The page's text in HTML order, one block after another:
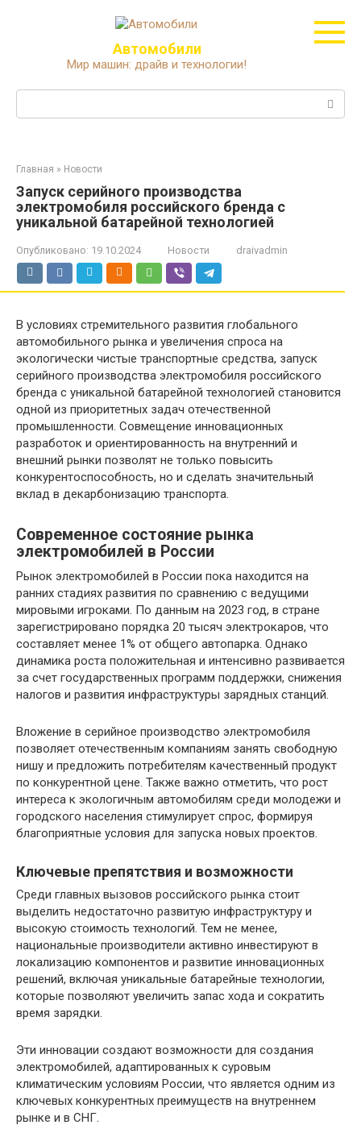
Автомобили
Мир машин: драйв и технологии!
Главная » Новости
Запуск серийного производства
электромобиля российского бренда с
уникальной батарейной технологией
Опубликовано: 19.10.2024 Новости draivadmin
В условиях стремительного развития глобального
автомобильного рынка и увеличения спроса на
экологически чистые транспортные средства, запуск
серийного производства электромобиля российского
бренда с уникальной батарейной технологией становится
одной из приоритетных задач отечественной
промышленности. Совмещение инновационных
разработок и ориентированность на внутренний и
внешний рынки позволят не только повысить
конкурентоспособность, но и сделать значительный
вклад в декарбонизацию транспорта.
Современное состояние рынка
электромобилей в России
Рынок электромобилей в России пока находится на
ранних стадиях развития по сравнению с ведущими
мировыми игроками. По данным на 2023 год, в стране
зарегистрировано порядка 20 тысяч электрокаров, что
составляет менее 1% от общего автопарка. Однако
динамика роста положительная и интенсивно развивается
за счет государственных программ поддержки, снижения
налогов и развития инфраструктуры зарядных станций.
Вложение в серийное производство электромобиля
позволяет отечественным компаниям занять свободную
нишу и предложить потребителям качественный продукт
по конкурентной цене. Также важно отметить, что рост
интереса к экологичным автомобилям среди молодежи и
городского населения стимулирует спрос, формируя
благоприятные условия для запуска новых проектов.
Ключевые препятствия и возможности
Среди главных вызовов российского рынка стоит
выделить недостаточно развитую инфраструктуру и
высокую стоимость технологий. Тем не менее,
национальные производители активно инвестируют в
локализацию компонентов и развитие инновационных
решений, включая уникальные батарейные технологии,
которые позволяют увеличить запас хода и сократить
время зарядки.
Эти инновации создают возможности для создания
электромобилей, адаптированных к суровым
климатическим условиям России, что является одним из
ключевых конкурентных преимуществ на внутреннем
рынке и в СНГ.